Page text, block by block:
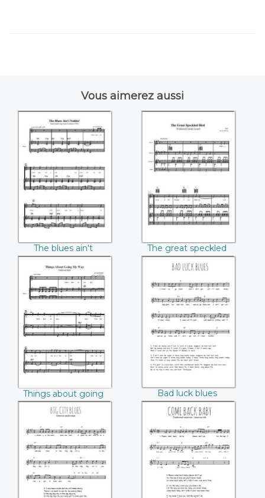
Vous aimerez aussi
The blues ain't
nothin'
The blues ain't
nothin'
The great
speckled bird
The great speckled
bird
Things about
going my way
Things about going
my way
Bad luck blues
Bad luck blues
Big City Blues Come Back, Baby